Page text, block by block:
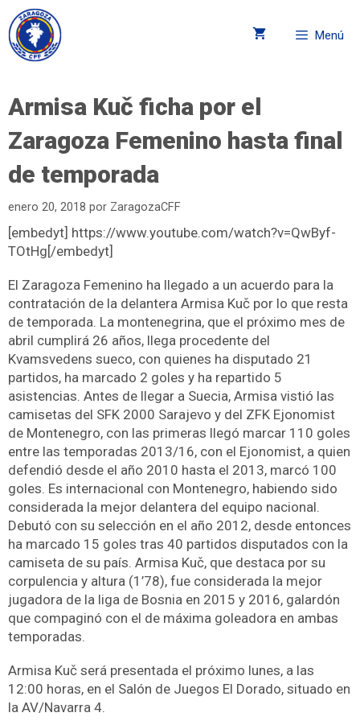
Menú
Armisa Kuč ficha por el
Zaragoza Femenino hasta final
de temporada
enero 20, 2018 por ZaragozaCFF
[embedyt] https://www.youtube.com/watch?v=QwByf-
TOtHg[/embedyt]
El Zaragoza Femenino ha llegado a un acuerdo para la
contratación de la delantera Armisa Kuč por lo que resta
de temporada. La montenegrina, que el próximo mes de
abril cumplirá 26 años, llega procedente del
Kvamsvedens sueco, con quienes ha disputado 21
partidos, ha marcado 2 goles y ha repartido 5
asistencias. Antes de llegar a Suecia, Armisa vistió las
camisetas del SFK 2000 Sarajevo y del ZFK Ejonomist
de Montenegro, con las primeras llegó marcar 110 goles
entre las temporadas 2013/16, con el Ejonomist, a quien
defendió desde el año 2010 hasta el 2013, marcó 100
goles. Es internacional con Montenegro, habiendo sido
considerada la mejor delantera del equipo nacional.
Debutó con su selección en el año 2012, desde entonces
ha marcado 15 goles tras 40 partidos disputados con la
camiseta de su país. Armisa Kuč, que destaca por su
corpulencia y altura (1’78), fue considerada la mejor
jugadora de la liga de Bosnia en 2015 y 2016, galardón
que compaginó con el de máxima goleadora en ambas
temporadas.
Armisa Kuč será presentada el próximo lunes, a las
12:00 horas, en el Salón de Juegos El Dorado, situado en
la AV/Navarra 4.